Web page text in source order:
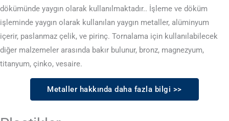
dökümünde yaygın olarak kullanılmaktadır.. İşleme ve döküm
işleminde yaygın olarak kullanılan yaygın metaller, alüminyum
içerir, paslanmaz çelik, ve pirinç. Tornalama için kullanılabilecek
diğer malzemeler arasında bakır bulunur, bronz, magnezyum,
titanyum, çinko, vesaire.
Metaller hakkında daha fazla bilgi >>